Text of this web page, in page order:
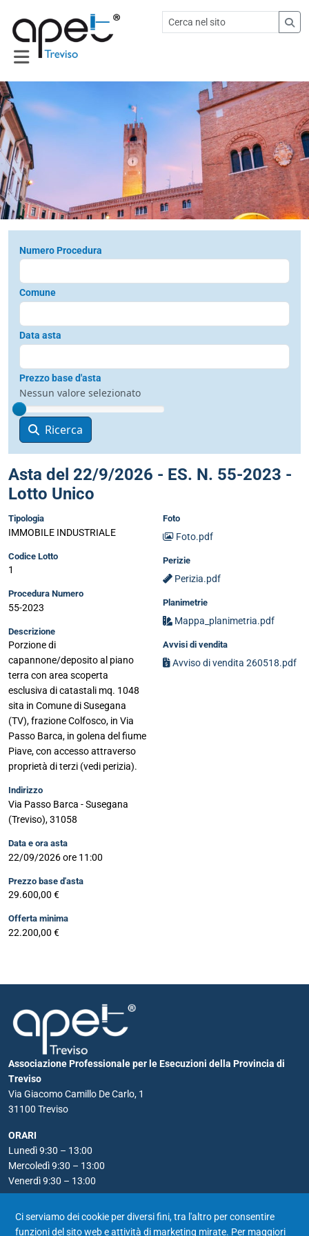
Numero Procedura
Comune
Data asta
Prezzo base d'asta
Nessun valore selezionato
Ricerca
Asta del 22/9/2026 - ES. N. 55-2023 -
Lotto Unico
Tipologia
IMMOBILE INDUSTRIALE
Codice Lotto
1
Procedura Numero
55-2023
Descrizione
Porzione di
capannone/deposito al piano
terra con area scoperta
esclusiva di catastali mq. 1048
sita in Comune di Susegana
(TV), frazione Colfosco, in Via
Passo Barca, in golena del fiume
Piave, con accesso attraverso
proprietà di terzi (vedi perizia).
Indirizzo
Via Passo Barca - Susegana
(Treviso), 31058
Data e ora asta
22/09/2026 ore 11:00
Prezzo base d'asta
29.600,00 €
Offerta minima
22.200,00 €
Foto
Foto.pdf
Perizie
Perizia.pdf
Planimetrie
Mappa_planimetria.pdf
Avvisi di vendita
Avviso di vendita 260518.pdf
Associazione Professionale per le Esecuzioni della Provincia di
Treviso
Via Giacomo Camillo De Carlo, 1
31100 Treviso
ORARI
Lunedì 9:30 – 13:00
Mercoledì 9:30 – 13:00
Venerdì 9:30 – 13:00
Telefono: 0422 590556
Ci serviamo dei cookie per diversi fini, tra l'altro per consentire
funzioni del sito web e attività di marketing mirate. Per maggiori